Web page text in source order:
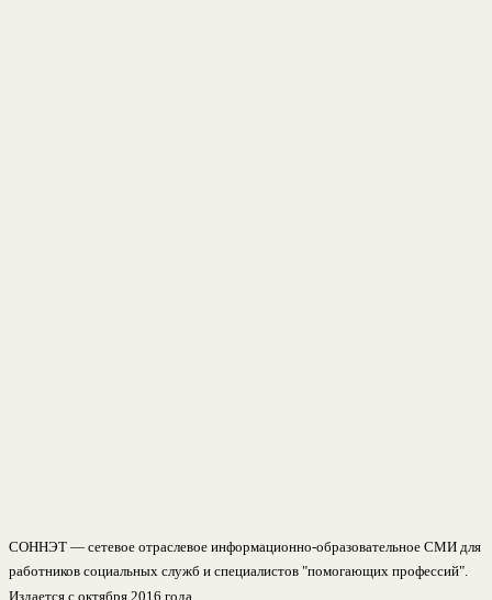
СОННЭТ — сетевое отраслевое информационно-образовательное СМИ для
работников социальных служб и специалистов "помогающих профессий".
Издается с октября 2016 года